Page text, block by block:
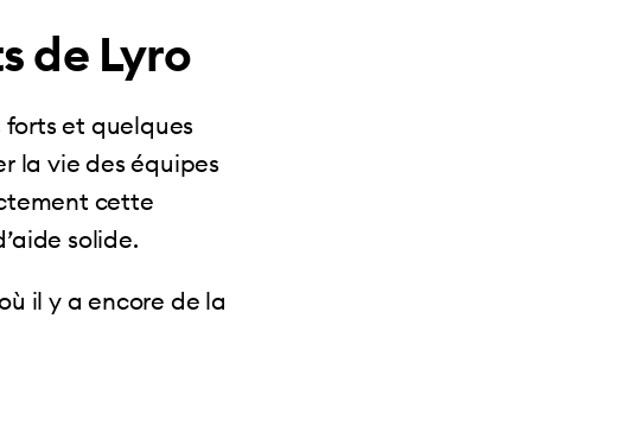
de Lyro
et quelques
la vie des équipes
cette
solide.
il y a encore de la